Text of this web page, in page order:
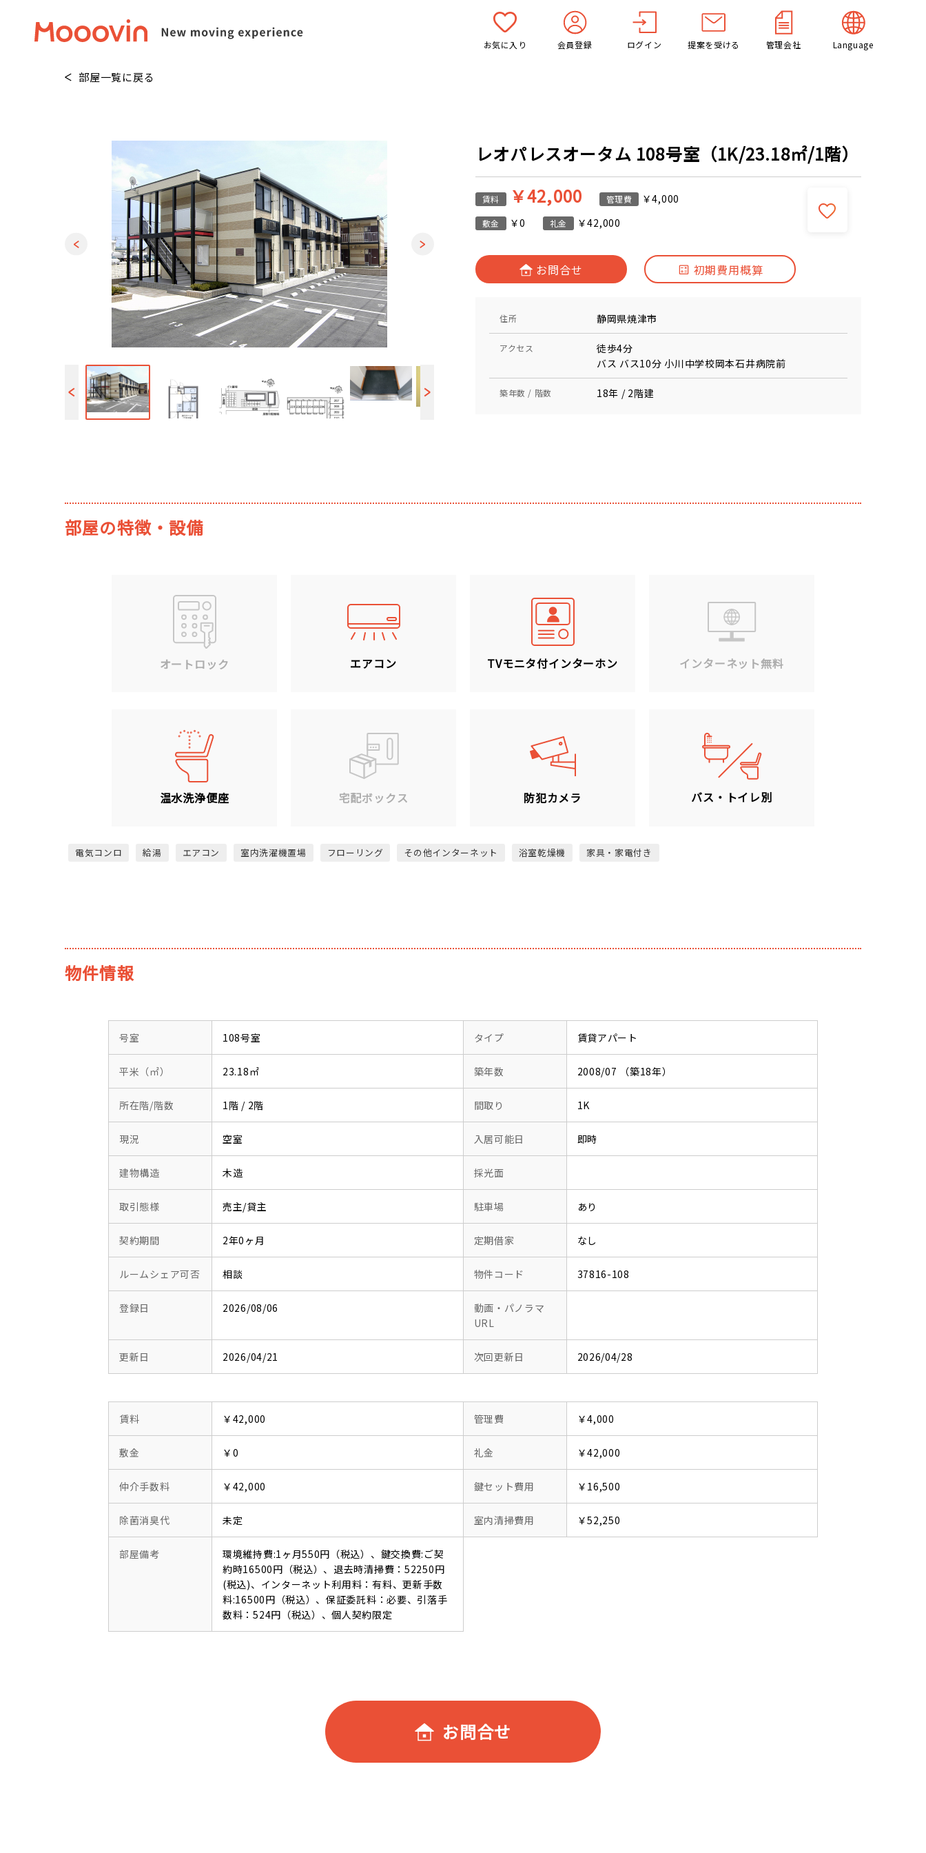
お気に入り 会員登録 ログイン 提案を受ける 管理会社 Language
部屋一覧に戻る
レオパレスオータム 108号室（1K/23.18㎡/1階）
賃料 ￥42,000 管理費 ￥4,000
敷金 ￥0 礼金 ￥42,000
お問合せ 初期費用概算
住所 静岡県焼津市
アクセス
徒歩4分
バス バス10分 小川中学校岡本石井病院前
築年数 / 階数 18年 / 2階建
部屋の特徴・設備
オートロック エアコン TVモニタ付インターホン インターネット無料
温水洗浄便座 宅配ボックス 防犯カメラ バス・トイレ別
電気コンロ 給湯 エアコン 室内洗濯機置場 フローリング その他インターネット 浴室乾燥機 家具・家電付き
物件情報
号室 108号室 タイプ 賃貸アパート
平米（㎡） 23.18㎡ 築年数 2008/07 （築18年）
所在階/階数 1階 / 2階 間取り 1K
現況 空室 入居可能日 即時
建物構造 木造 採光面
取引態様 売主/貸主 駐車場 あり
契約期間 2年0ヶ月 定期借家 なし
ルームシェア可否 相談 物件コード 37816-108
登録日 2026/08/06
動画・パノラマ
URL
更新日 2026/04/21 次回更新日 2026/04/28
賃料 ￥42,000 管理費 ￥4,000
敷金 ￥0 礼金 ￥42,000
仲介手数料 ￥42,000 鍵セット費用 ￥16,500
除菌消臭代 未定 室内清掃費用 ￥52,250
部屋備考
環境維持費:1ヶ月550円（税込）、鍵交換費:ご契
約時16500円（税込）、退去時清掃費：52250円
(税込)、インターネット利用料：有料、更新手数
料:16500円（税込）、保証委託料：必要、引落手
数料：524円（税込）、個人契約限定
お問合せ